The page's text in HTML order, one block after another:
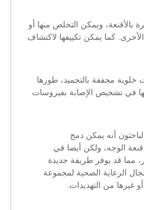
بالأقنعة، ويمكن التخلص منها أو
الأخرى. كما يمكن تكييفها لاكتشاف
مجففة بالتجميد، طورها
في تشخيص الإصابة بفيروسات
أنه يمكن دمج
الوجه، ولكن أيضا في
مما قد يوفر طريقة جديدة
الرعاية الصحية لمجموعة
غيرها من التهديدات.